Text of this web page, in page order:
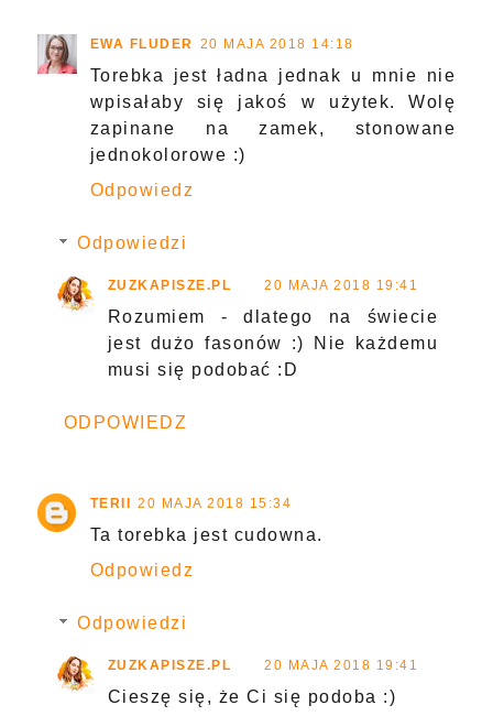
EWA FLUDER 20 MAJA 2018 14:18
Torebka jest ładna jednak u mnie nie
wpisałaby się jakoś w użytek. Wolę
zapinane na zamek, stonowane
jednokolorowe :)
Odpowiedz
Odpowiedzi
ZUZKAPISZE.PL 20 MAJA 2018 19:41
Rozumiem - dlatego na świecie
jest dużo fasonów :) Nie każdemu
musi się podobać :D
ODPOWIEDZ
TERII 20 MAJA 2018 15:34
Ta torebka jest cudowna.
Odpowiedz
Odpowiedzi
ZUZKAPISZE.PL 20 MAJA 2018 19:41
Cieszę się, że Ci się podoba :)